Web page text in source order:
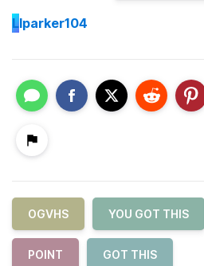
Llparker104
OGVHS YOU GOT THIS
POINT GOT THIS